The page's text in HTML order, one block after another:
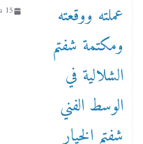
15 ديسمبر، 2023